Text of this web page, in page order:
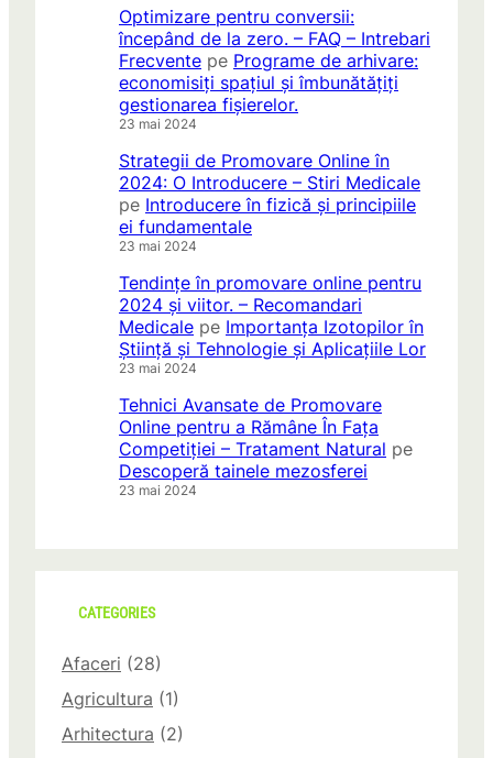
Optimizare pentru conversii:
începând de la zero. – FAQ – Intrebari
Frecvente pe Programe de arhivare:
economisiți spațiul și îmbunătățiți
gestionarea fișierelor.
23 mai 2024
Strategii de Promovare Online în
2024: O Introducere – Stiri Medicale
pe Introducere în fizică și principiile
ei fundamentale
23 mai 2024
Tendințe în promovare online pentru
2024 și viitor. – Recomandari
Medicale pe Importanța Izotopilor în
Știință și Tehnologie și Aplicațiile Lor
23 mai 2024
Tehnici Avansate de Promovare
Online pentru a Rămâne În Fața
Competiției – Tratament Natural pe
Descoperă tainele mezosferei
23 mai 2024
CATEGORIES
Afaceri (28)
Agricultura (1)
Arhitectura (2)